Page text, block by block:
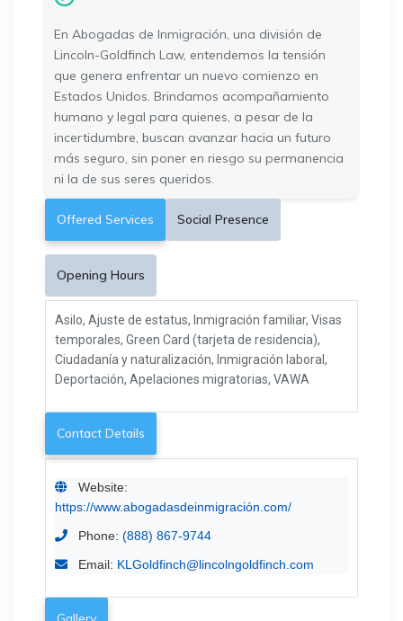
En Abogadas de Inmigración, una división de
Lincoln-Goldfinch Law, entendemos la tensión
que genera enfrentar un nuevo comienzo en
Estados Unidos. Brindamos acompañamiento
humano y legal para quienes, a pesar de la
incertidumbre, buscan avanzar hacia un futuro
más seguro, sin poner en riesgo su permanencia
ni la de sus seres queridos.
Offered Services Social Presence
Opening Hours
Asilo, Ajuste de estatus, Inmigración familiar, Visas
temporales, Green Card (tarjeta de residencia),
Ciudadanía y naturalización, Inmigración laboral,
Deportación, Apelaciones migratorias, VAWA
Contact Details
Website:
https://www.abogadasdeinmigración.com/
Phone: (888) 867-9744
Email: KLGoldfinch@lincolngoldfinch.com